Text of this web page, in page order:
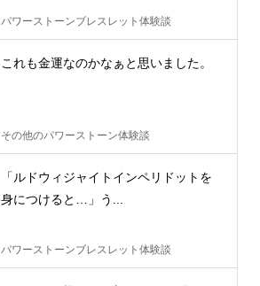
パワーストーンブレスレット体験談
これも金運なのかなぁと思いました。
その他のパワーストーン体験談
「ルドウィジャイトインペリドットを
身につけると…」う...
パワーストーンブレスレット体験談